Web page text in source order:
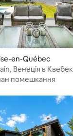
en-Québec
Венеція в
помешкання